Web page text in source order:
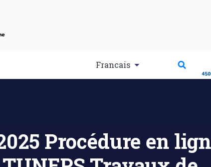
Francais
Procédure en